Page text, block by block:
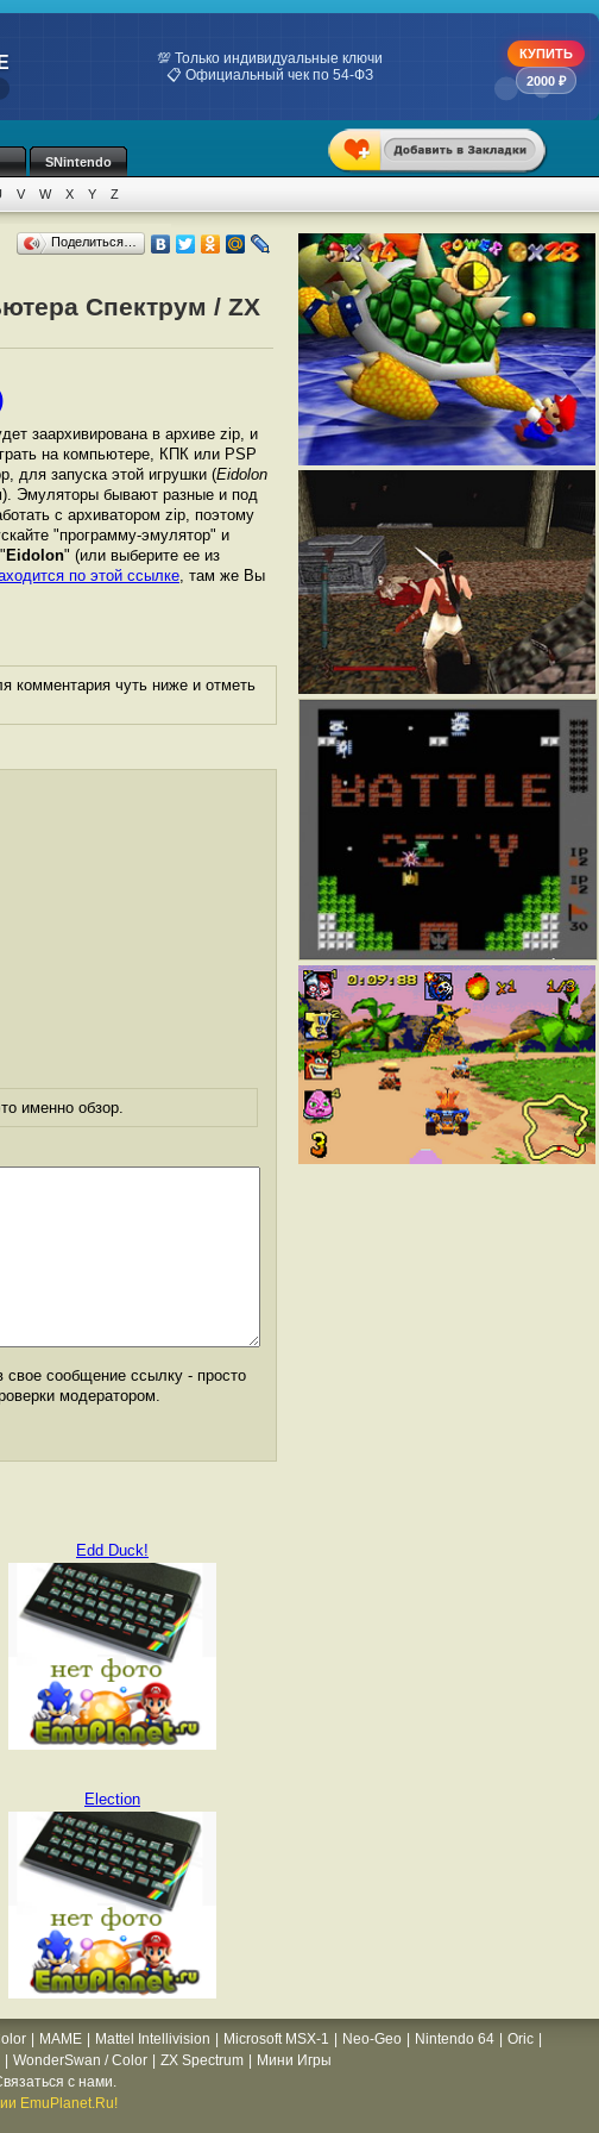
💯 Только индивидуальные ключи
📋 Официальный чек по 54-ФЗ
КУПИТЬ
2000 ₽
SNintendo
V W X Y Z
Поделиться…
Спектрум / ZX
заархивирована в архиве zip, и
на компьютере, КПК или PSP
для запуска этой игрушки (Eidolon
Эмуляторы бывают разные и под
с архиватором zip, поэтому
"программу-эмулятор" и
Eidolon" (или выберите ее из
по этой ссылке, там же Вы
комментария чуть ниже и отметь
именно обзор.
свое сообщение ссылку - просто
модератором.
Edd Duck!
Election
MAME Mattel Intellivision Microsoft MSX-1 Neo-Geo Nintendo 64 Oric
WonderSwan / Color ZX Spectrum
Мини Игры
с нами.
EmuPlanet.Ru!